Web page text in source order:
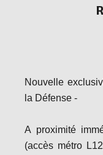
Nouvelle
la Défense -
A proximité
(accès métro